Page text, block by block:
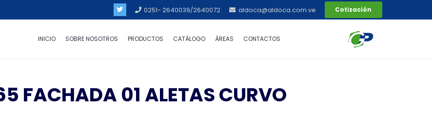
0251- 2640039/2640072 aldoca@aldoca.com.ve Cotización
INICIO SOBRE NOSOTROS PRODUCTOS CATÁLOGO ÁREAS CONTACTOS
FACHADA 01 ALETAS CURVO